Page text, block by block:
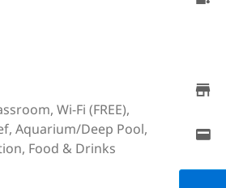
Wi-Fi (FREE),
Aquarium/Deep Pool,
Food & Drinks